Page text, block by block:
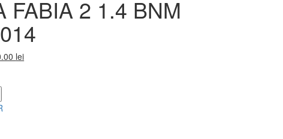
FABIA 2 1.4 BNM
lei